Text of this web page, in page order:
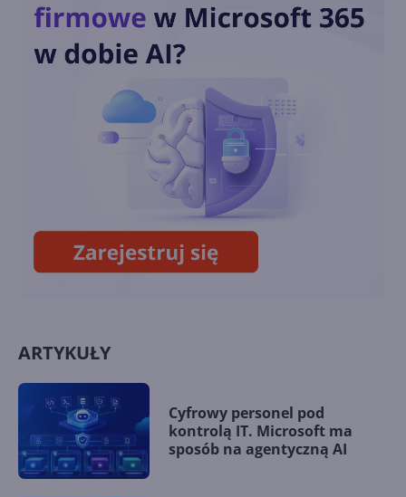
Windows 10 22H2 z
Preview Channel (build
19045.4472)
Windows 10 zachęca do
przesiadki na konto Microsoft
ARTYKUŁY
Cyfrowy personel pod
kontrolą IT. Microsoft ma
sposób na agentyczną AI